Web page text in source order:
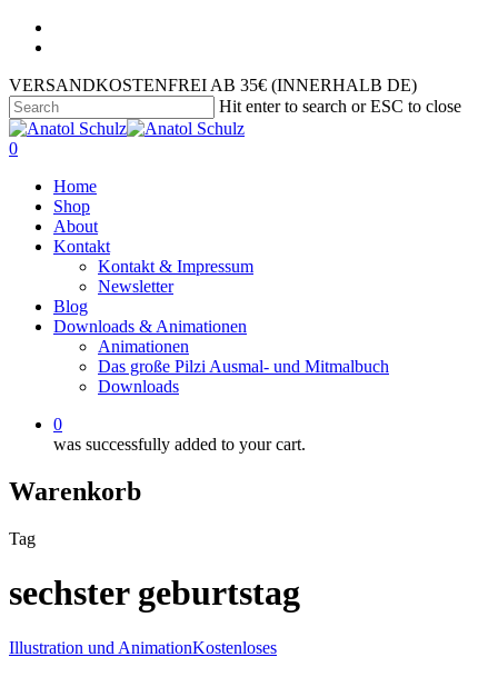
VERSANDKOSTENFREI AB 35€ (INNERHALB DE)
Hit enter to search or ESC to close
0
Home
Shop
About
Kontakt
Kontakt & Impressum
Newsletter
Blog
Downloads & Animationen
Animationen
Das große Pilzi Ausmal- und Mitmalbuch
Downloads
0
was successfully added to your cart.
Warenkorb
Tag
sechster geburtstag
Illustration und AnimationKostenloses